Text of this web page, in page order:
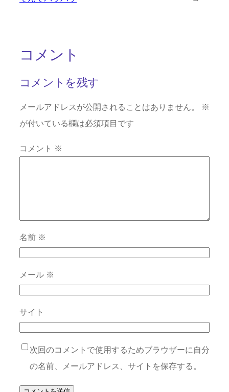
コメント
コメントを残す
メールアドレスが公開されることはありません。
※
が付いている欄は必須項目です
コメント ※
名前 ※
メール ※
サイト
次回のコメントで使用するためブラウザーに自分
の名前、メールアドレス、サイトを保存する。